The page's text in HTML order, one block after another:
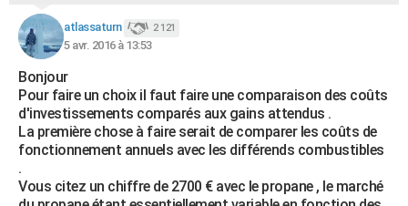
atlassaturn 2 121
5 avr. 2016 à 13:53
Bonjour
Pour faire un choix il faut faire une comparaison des coûts
d'investissements comparés aux gains attendus .
La première chose à faire serait de comparer les coûts de
fonctionnement annuels avec les différends combustibles
.
Vous citez un chiffre de 2700 € avec le propane , le marché